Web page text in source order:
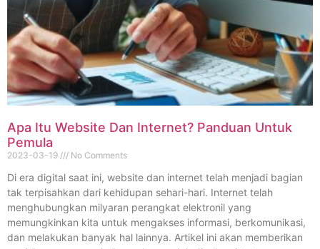
Apa Itu Website Dan Internet? Panduan Untuk
Pemula
2023-03-19 No Comments
Di era digital saat ini, website dan internet telah menjadi bagian
tak terpisahkan dari kehidupan sehari-hari. Internet telah
menghubungkan milyaran perangkat elektronil yang
memungkinkan kita untuk mengakses informasi, berkomunikasi,
dan melakukan banyak hal lainnya. Artikel ini akan memberikan